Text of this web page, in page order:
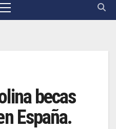
becas
España.